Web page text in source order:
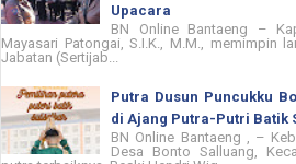
Upacara
BN Online Bantaeng –
Mayasari Patongai, S.I.K., M.M., memimpin
Jabatan (Sertijab...
Putra Dusun Puncukku
di Ajang Putra-Putri Batik
BN Online Bantaeng , –
Desa Bonto Salluang,